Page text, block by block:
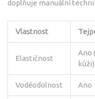
doplňuje manuální
Vlastnost
Elastičnost
Ano
kůži)
Voděodolnost Ano